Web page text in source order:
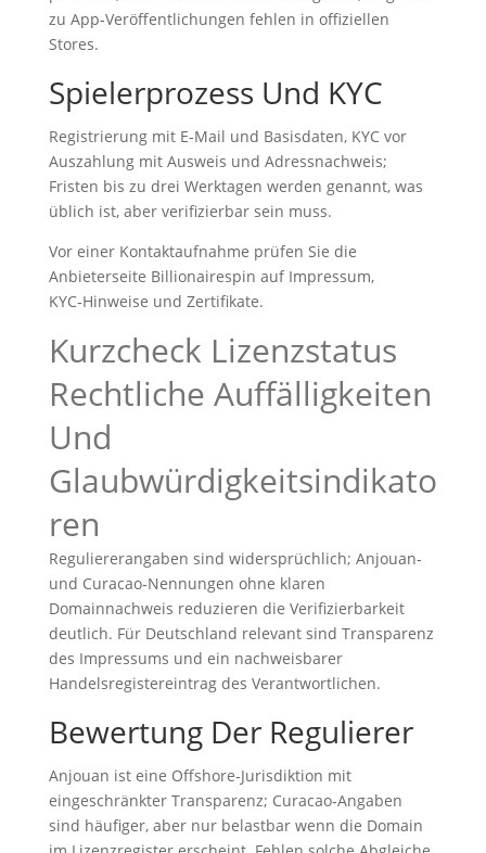
zu App‑Veröffentlichungen fehlen in offiziellen
Stores.
Spielerprozess Und KYC
Registrierung mit E‑Mail und Basisdaten, KYC vor
Auszahlung mit Ausweis und Adressnachweis;
Fristen bis zu drei Werktagen werden genannt, was
üblich ist, aber verifizierbar sein muss.
Vor einer Kontaktaufnahme prüfen Sie die
Anbieterseite Billionairespin auf Impressum,
KYC‑Hinweise und Zertifikate.
Kurzcheck Lizenzstatus
Rechtliche Auffälligkeiten
Und
Glaubwürdigkeitsindikato
ren
Reguliererangaben sind widersprüchlich; Anjouan‑
und Curacao‑Nennungen ohne klaren
Domainnachweis reduzieren die Verifizierbarkeit
deutlich. Für Deutschland relevant sind Transparenz
des Impressums und ein nachweisbarer
Handelsregistereintrag des Verantwortlichen.
Bewertung Der Regulierer
Anjouan ist eine Offshore‑Jurisdiktion mit
eingeschränkter Transparenz; Curacao‑Angaben
sind häufiger, aber nur belastbar wenn die Domain